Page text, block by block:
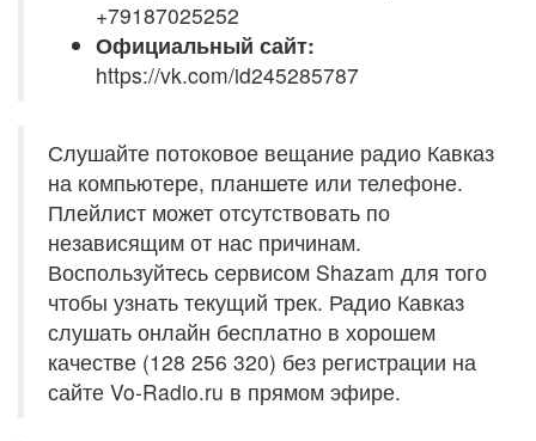
+79187025252
Официальный сайт:
https://vk.com/id245285787
Слушайте потоковое вещание радио Кавказ
на компьютере, планшете или телефоне.
Плейлист может отсутствовать по
независящим от нас причинам.
Воспользуйтесь сервисом Shazam для того
чтобы узнать текущий трек. Радио Кавказ
слушать онлайн бесплатно в хорошем
качестве (128 256 320) без регистрации на
сайте Vo-Radio.ru в прямом эфире.